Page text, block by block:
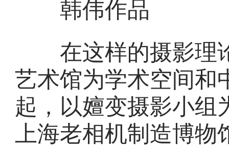
韩伟作品
在这样的摄影理
艺术馆为学术空间和
起，以嬗变摄影小组
上海老相机制造博